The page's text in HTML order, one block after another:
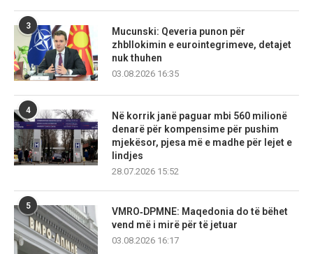
3
Mucunski: Qeveria punon për
zhbllokimin e eurointegrimeve, detajet
nuk thuhen
03.08.2026 16:35
4
Në korrik janë paguar mbi 560 milionë
denarë për kompensime për pushim
mjekësor, pjesa më e madhe për lejet e
lindjes
28.07.2026 15:52
5
VMRO‑DPMNE: Maqedonia do të bëhet
vend më i mirë për të jetuar
03.08.2026 16:17